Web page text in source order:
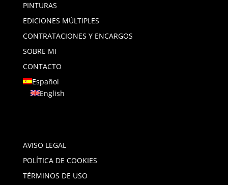
PINTURAS
EDICIONES MÚLTIPLES
CONTRATACIONES Y ENCARGOS
SOBRE MI
CONTACTO
Español
English
AVISO LEGAL
POLÍTICA DE COOKIES
TÉRMINOS DE USO